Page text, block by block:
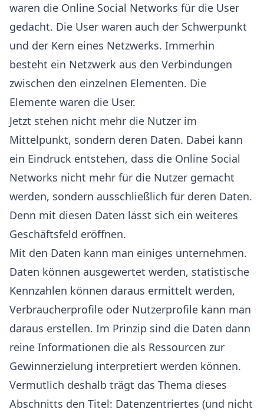
waren die Online Social Networks für die User
gedacht. Die User waren auch der Schwerpunkt
und der Kern eines Netzwerks. Immerhin
besteht ein Netzwerk aus den Verbindungen
zwischen den einzelnen Elementen. Die
Elemente waren die User.
Jetzt stehen nicht mehr die Nutzer im
Mittelpunkt, sondern deren Daten. Dabei kann
ein Eindruck entstehen, dass die Online Social
Networks nicht mehr für die Nutzer gemacht
werden, sondern ausschließlich für deren Daten.
Denn mit diesen Daten lässt sich ein weiteres
Geschäftsfeld eröffnen.
Mit den Daten kann man einiges unternehmen.
Daten können ausgewertet werden, statistische
Kennzahlen können daraus ermittelt werden,
Verbraucherprofile oder Nutzerprofile kann man
daraus erstellen. Im Prinzip sind die Daten dann
reine Informationen die als Ressourcen zur
Gewinnerzielung interpretiert werden können.
Vermutlich deshalb trägt das Thema dieses
Abschnitts den Titel: Datenzentriertes (und nicht